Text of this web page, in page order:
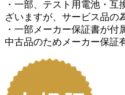
・一部、テスト用電池・
ざいますが、サービス品の
・一部メーカー保証書が付
中古品のためメーカー保証